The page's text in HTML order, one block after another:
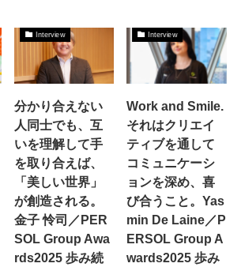
Interview
分かり合えない
人同士でも、互
いを理解して手
を取り合えば、
「美しい世界」
が創造される。
金子 怜司／PER
SOL Group Awa
rds2025 歩み続
Interview
Work and Smile.
それはクリエイ
ティブを通して
コミュニケーシ
ョンを深め、喜
び合うこと。Yas
min De Laine／P
ERSOL Group A
wards2025 歩み